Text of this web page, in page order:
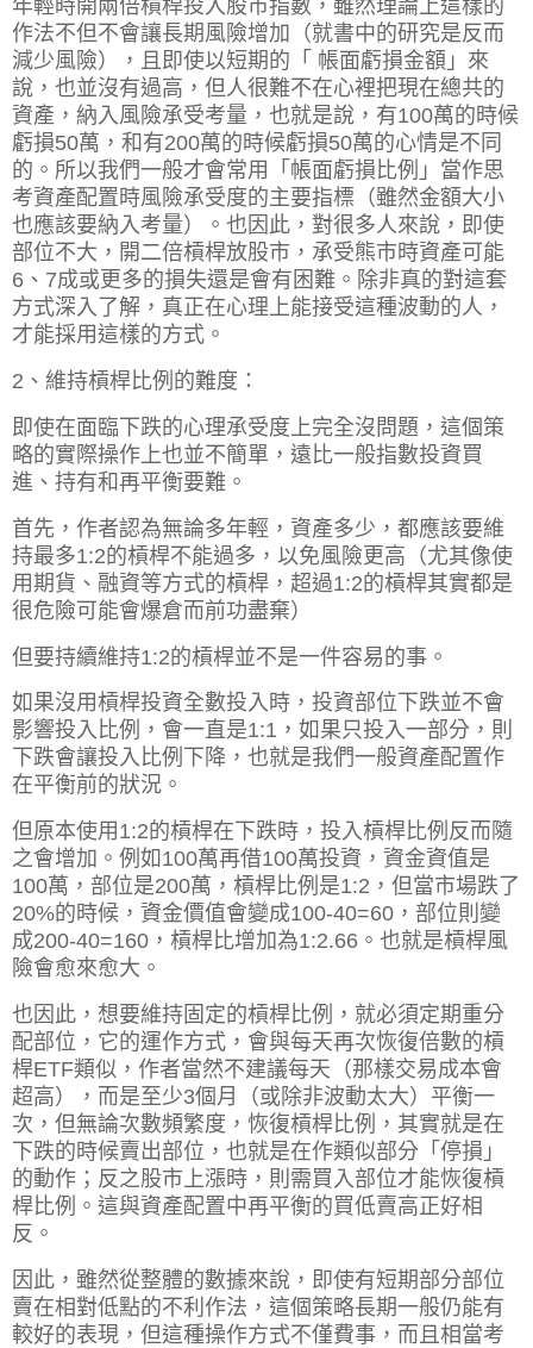
年輕時開兩倍槓桿投入股市指數，雖然理論上這樣的
作法不但不會讓長期風險增加（就書中的研究是反而
減少風險），且即使以短期的 「 帳面虧損金額」來
說，也並沒有過高， 但人很難不在心裡把現在總共的
資產，納入風險承受考量，也就是說，有100萬的時候
虧損50萬， 和有200萬的時候虧損50萬的心情是不同
的。所以我們一般才會常用「帳面虧損比例」當作思
考資產配置時風險承受度的主要指標（雖然金額大小
也應該要納入考量）。 也因此，對很多人來說，即使
部位不大，開二倍槓桿放股市，承受熊市時資產可能
6、7成或更多的損失還是會有困難。除非真的對這套
方式深入了解，真正在心理上能接受這種波動的人，
才能採用這樣的方式。
2、維持槓桿比例的難度：
即使在面臨下跌的心理承受度上完全沒問題，這個策
略的實際操作上也並不簡單，遠比一般指數投資買
進、持有和再平衡要難。
首先，作者認為無論多年輕，資產多少，都應該要維
持最多1:2的槓桿不能過多，以免風險更高（尤其像使
用期貨、融資等方式的槓桿，超過1:2的槓桿其實都是
很危險可能會爆倉而前功盡棄）
但要持續維持1:2的槓桿並不是一件容易的事。
如果沒用槓桿投資全數投入時，投資部位下跌並不會
影響投入比例，會一直是1:1，如果只投入一部分，則
下跌會讓投入比例下降，也就是我們一般資產配置作
在平衡前的狀況。
但原本使用1:2的槓桿在下跌時，投入槓桿比例反而隨
之會增加。例如100萬再借100萬投資，資金資值是
100萬，部位是200萬，槓桿比例是1:2，但當市場跌了
20%的時候，資金價值會變成100-40=60，部位則變
成200-40=160，槓桿比增加為1:2.66。也就是槓桿風
險會愈來愈大。
也因此，想要維持固定的槓桿比例，就必須定期重分
配部位，它的運作方式，會與每天再次恢復倍數的槓
桿ETF類似，作者當然不建議每天（那樣交易成本會
超高），而是至少3個月（或除非波動太大）平衡一
次，但無論次數頻繁度，恢復槓桿比例，其實就是在
下跌的時候賣出部位，也就是在作類似部分「停損」
的動作；反之股市上漲時，則需買入部位才能恢復槓
桿比例。 這與資產配置中再平衡的買低賣高正好相
反。
因此，雖然從整體的數據來說，即使有短期部分部位
賣在相對低點的不利作法，這個策略長期一般仍能有
較好的表現，但這種操作方式不僅費事，而且相當考